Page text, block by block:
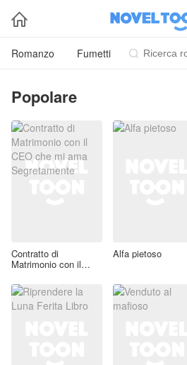

Romanzo Fumetti 
Popolare
Contratto di
Matrimonio con il
Segretamente
Alfa pietoso